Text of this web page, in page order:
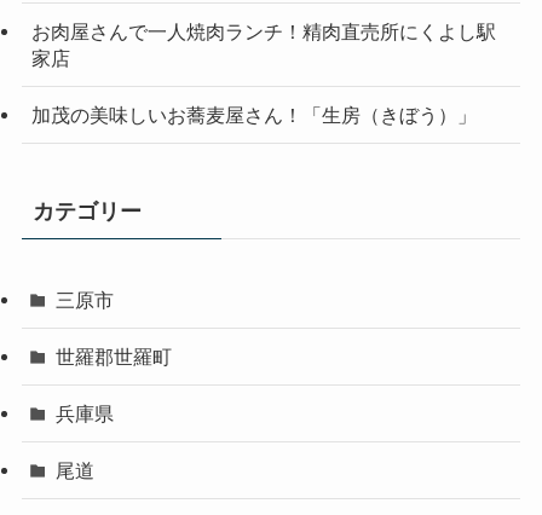
お肉屋さんで一人焼肉ランチ！精肉直売所にくよし駅
家店
加茂の美味しいお蕎麦屋さん！「生房（きぼう）」
カテゴリー
三原市
世羅郡世羅町
兵庫県
尾道